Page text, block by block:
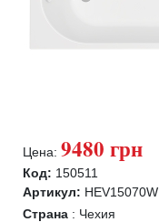
Цена: 9480 грн
Код: 150511
Артикул: HEV15070W
Страна : Чехия